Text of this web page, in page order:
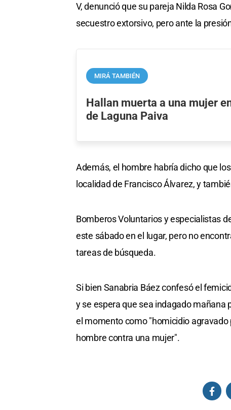
V, denunció que su pareja Nilda Rosa
secuestro extorsivo, pero ante la
MIRÁ TAMBIÉN
Hallan muerta a una mujer
de Laguna Paiva
Además, el hombre habría dicho que
localidad de Francisco Álvarez, y
Bomberos Voluntarios y especialistas
este sábado en el lugar, pero no
tareas de búsqueda.
Si bien Sanabria Báez confesó el
y se espera que sea indagado mañana
el momento como "homicidio
hombre contra una mujer".